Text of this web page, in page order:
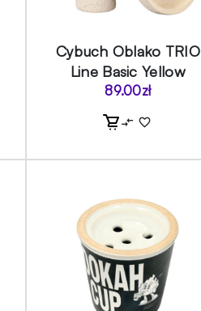
Cybuch Oblako TRIO
Line Basic Yellow
89.00zł